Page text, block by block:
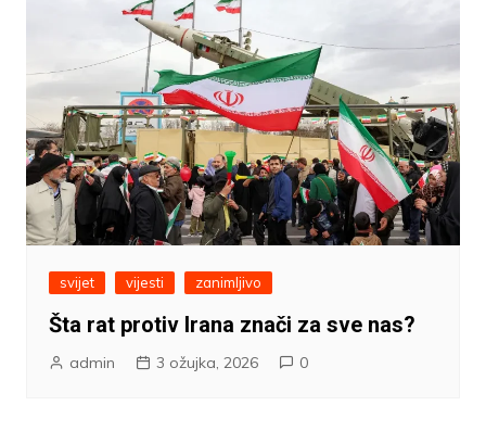
svijet vijesti zanimljivo
Šta rat protiv Irana znači za sve nas?
admin 3 ožujka, 2026 0